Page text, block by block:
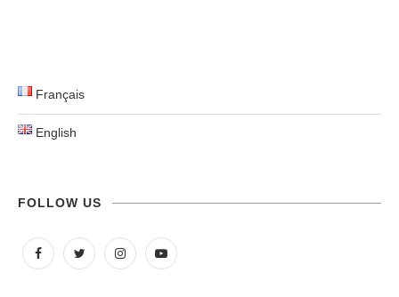
Français
English
FOLLOW US